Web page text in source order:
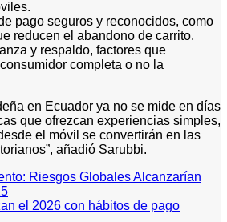
pago seguros y reconocidos, como
reducen el abandono de carrito.
y respaldo, factores que
completa o no la
en Ecuador ya no se mide en días
que ofrezcan experiencias simples,
el móvil se convertirán en las
añadió Sarubbi.
Riesgos Globales Alcanzarían
el 2026 con hábitos de pago